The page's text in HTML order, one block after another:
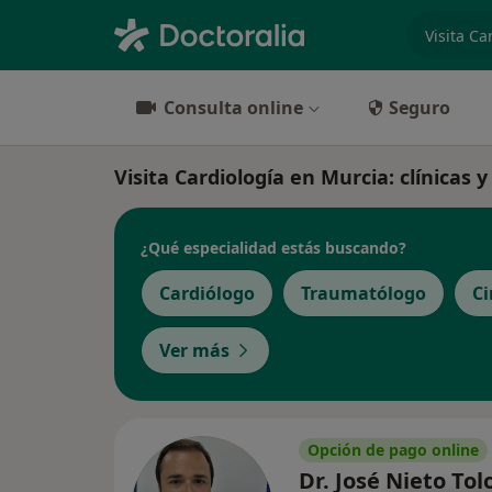
Consulta online Seguro
Visita Cardiología en Murcia: clínicas
¿Qué especialidad estás buscando?
Cardiólogo Traumatólogo
Ver más
Opción de pago online
Dr. José Nieto